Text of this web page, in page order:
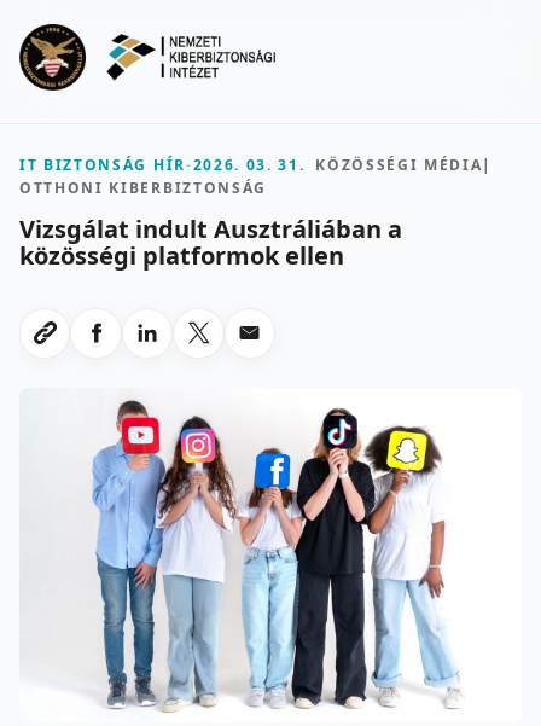
IT BIZTONSÁG HÍR-2026. 03. 31. KÖZÖSSÉGI MÉDIA|
OTTHONI KIBERBIZTONSÁG
Vizsgálat indult Ausztráliában a
közösségi platformok ellen
Link masolasa
Megosztas Facebookon
Megosztas LinkedInen
Megosztas X-en
Megosztas emailben